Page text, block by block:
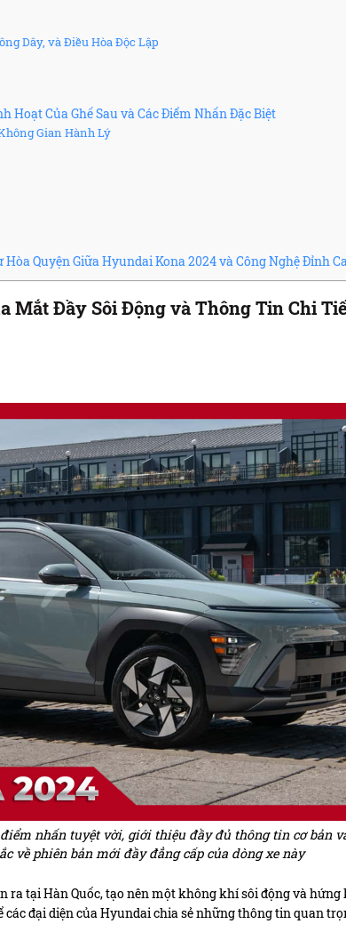
Dây, và Điều Hòa Độc Lập
Hoạt Của Ghế Sau và Các Điểm Nhấn Đặc Biệt
Gian Hành Lý
Quyện Giữa Hyundai Kona 2024 và Công Nghệ Đỉnh
Mắt Đầy Sôi Động và Thông Tin Chi
nhấn tuyệt vời, giới thiệu đầy đủ thông tin cơ bản
về phiên bản mới đầy đẳng cấp của dòng xe này
ra tại Hàn Quốc, tạo nên một không khí sôi động và
đại diện của Hyundai chia sẻ những thông tin quan